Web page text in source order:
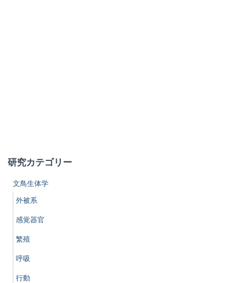
研究カテゴリー
文鳥生体学
外被系
感覚器官
繁殖
呼吸
行動